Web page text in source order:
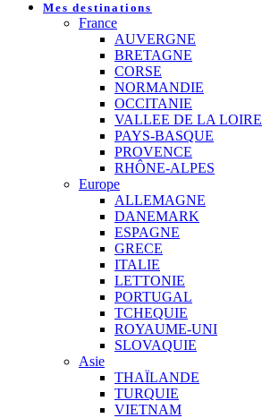
Mes destinations
France
AUVERGNE
BRETAGNE
CORSE
NORMANDIE
OCCITANIE
VALLEE DE LA LOIRE
PAYS-BASQUE
PROVENCE
RHÔNE-ALPES
Europe
ALLEMAGNE
DANEMARK
ESPAGNE
GRECE
ITALIE
LETTONIE
PORTUGAL
TCHEQUIE
ROYAUME-UNI
SLOVAQUIE
Asie
THAÏLANDE
TURQUIE
VIETNAM